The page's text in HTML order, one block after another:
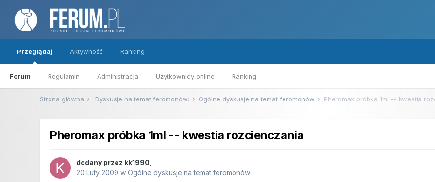
Przeglądaj
Forum Regulamin Administracja Użytkownicy online Ranking
Aktywność Ranking
Strona główna Dyskusje na temat feromonów: Ogólne dyskusje na temat feromonów Pheromax próbka 1ml -- kwestia
Pheromax próbka 1ml -- kwestia rozcienczania
dodany przez kk1990
20 Luty 2009 wOgólne dyskusje na temat feromonów